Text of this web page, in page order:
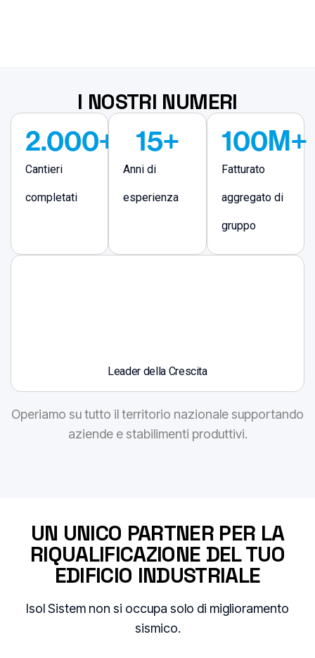
I NOSTRI NUMERI
Cantieri
completati
2.000+
Anni di
esperienza
15+
Fatturato
aggregato di
gruppo
100M+
Leader della Crescita
Operiamo su tutto il territorio nazionale supportando
aziende e stabilimenti produttivi.
UN UNICO PARTNER PER LA
RIQUALIFICAZIONE DEL TUO
EDIFICIO INDUSTRIALE
Isol Sistem non si occupa solo di miglioramento
sismico.